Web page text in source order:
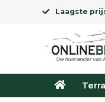
Laagste